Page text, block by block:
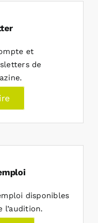
et
de
disponibles
l’audition.